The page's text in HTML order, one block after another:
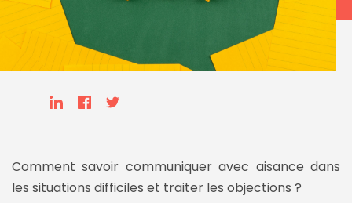
Comment savoir communiquer avec aisance dans
les situations difficiles et traiter les objections ?